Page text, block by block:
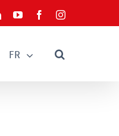
LinkedInYouTubeFacebookInstagram
FR